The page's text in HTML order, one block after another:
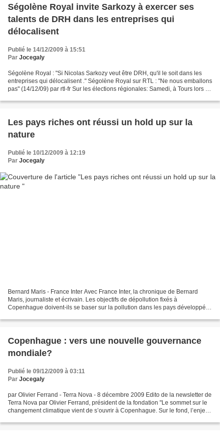
Ségolène Royal invite Sarkozy à exercer ses
talents de DRH dans les entreprises qui
délocalisent
Publié le 14/12/2009 à 15:51
Par Jocegaly
Ségolène Royal : "Si Nicolas Sarkozy veut être DRH, qu'il le soit dans les
entreprises qui délocalisent ." Ségolène Royal sur RTL : "Ne nous emballons
pas" (14/12/09) par rtl-fr Sur les élections régionales: Samedi, à Tours lors du
Les pays riches ont réussi un hold up sur la
nature
Publié le 10/12/2009 à 12:19
Par Jocegaly
Bernard Maris - France Inter Avec France Inter, la chronique de Bernard
Maris, journaliste et écrivain. Les objectifs de dépollution fixés à
Copenhague doivent-ils se baser sur la pollution dans les pays développés
Copenhague : vers une nouvelle gouvernance
mondiale?
Publié le 09/12/2009 à 03:11
Par Jocegaly
par Olivier Ferrand - Terra Nova - 8 décembre 2009 Edito de la newsletter de
Terra Nova par Olivier Ferrand, président de la fondation "Le sommet sur le
changement climatique vient de s’ouvrir à Copenhague. Sur le fond, l’enjeu